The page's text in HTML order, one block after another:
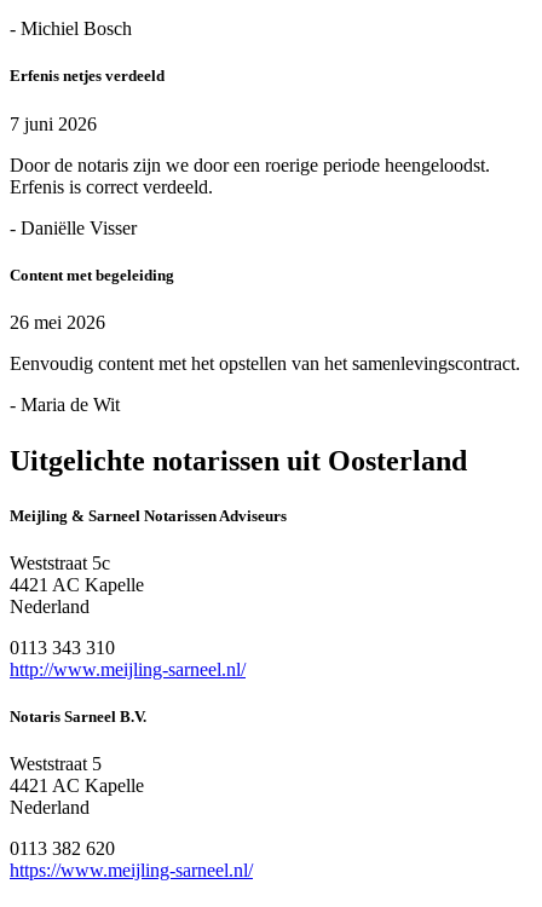
- Michiel Bosch
Erfenis netjes verdeeld
7 juni 2026
Door de notaris zijn we door een roerige periode heengeloodst.
Erfenis is correct verdeeld.
- Daniëlle Visser
Content met begeleiding
26 mei 2026
Eenvoudig content met het opstellen van het samenlevingscontract.
- Maria de Wit
Uitgelichte notarissen uit Oosterland
Meijling & Sarneel Notarissen Adviseurs
Weststraat 5c
4421 AC Kapelle
Nederland
0113 343 310
http://www.meijling-sarneel.nl/
Notaris Sarneel B.V.
Weststraat 5
4421 AC Kapelle
Nederland
0113 382 620
https://www.meijling-sarneel.nl/